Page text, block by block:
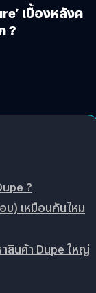
เบื้องหลังค
?
?
บ) เหมือนกันไหม
สินค้า Dupe ใหญ่